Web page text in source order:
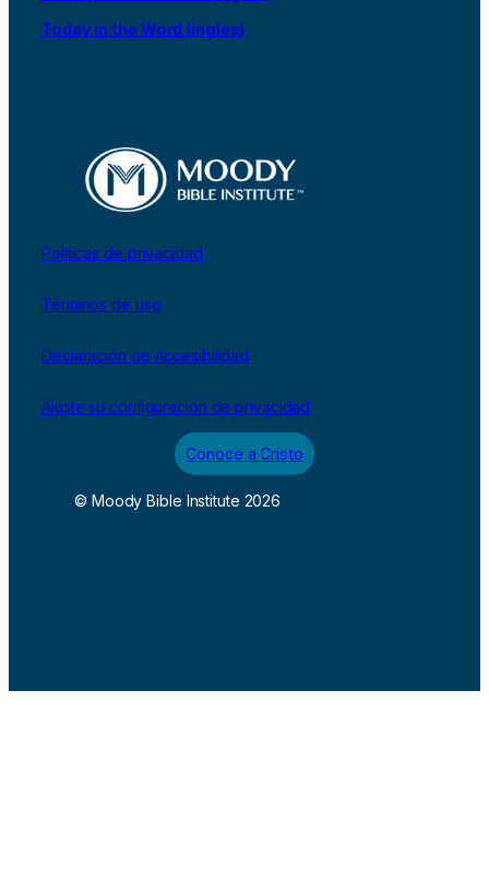
Today in the Word (inglés)
Políticas de privacidad
Términos de uso
Declaración de Accesibilidad
Ajuste su configuración de privacidad
Conoce a Cristo
© Moody Bible Institute 2026